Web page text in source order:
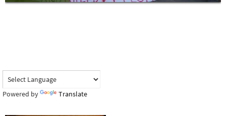
Powered by Translate